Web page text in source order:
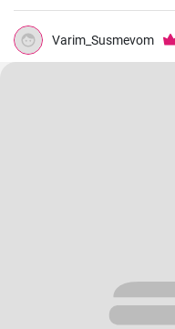
Varim_Susmevom